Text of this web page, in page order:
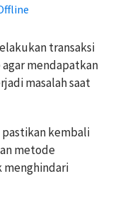
transaksi
mendapatkan
masalah saat
kembali
metode
menghindari